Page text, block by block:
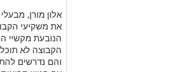
אלון מורן,
את משקיעי
הנובעת מקשיי
הקבוצה לא
והם נדרשים